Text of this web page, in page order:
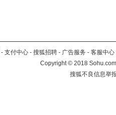
- 支付中心 - 搜狐招聘 - 广告服务 - 客服中心
Copyright©2018
搜狐不良信息举